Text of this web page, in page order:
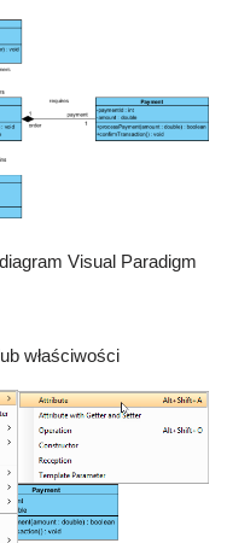
Visual Paradigm
właściwości